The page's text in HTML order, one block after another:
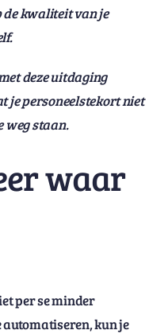
de kwaliteit van je
deze uitdaging
je personeelstekort niet
weg staan.
waar
per se minder
automatiseren, kun je